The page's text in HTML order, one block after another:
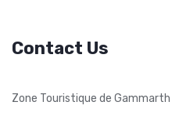
Contact Us
Zone Touristique de Gammarth